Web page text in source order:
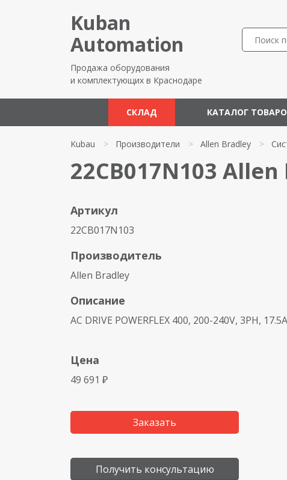
Kuban
Automation
Продажа оборудования
и комплектующих в Краснодаре
СКЛАД КАТАЛОГ
Kubau > Производители > Allen Bradley >
22CB017N103
Артикул
22CB017N103
Производитель
Allen Bradley
Описание
AC DRIVE POWERFLEX 400, 200-240V, 3PH,
Цена
49 691 ₽
Заказать
Получить консультацию